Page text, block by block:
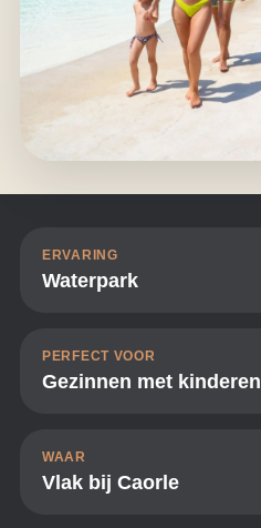
ERVARING
Waterpark
PERFECT VOOR
Gezinnen met kinderen
WAAR
Vlak bij Caorle